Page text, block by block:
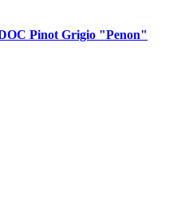
Pinot Grigio "Penon"